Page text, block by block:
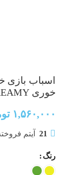
اسباب بازی
خوری BAY DREAMY کد 66213
۱,۵۶۰,۰۰۰
21 آیتم فروخته
رنگ